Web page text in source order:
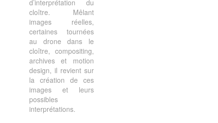
d’interprétation du
cloître. Mêlant
images réelles,
certaines tournées
au drone dans le
cloître, compositing,
archives et motion
design, il revient sur
la création de ces
images et leurs
possibles
interprétations.